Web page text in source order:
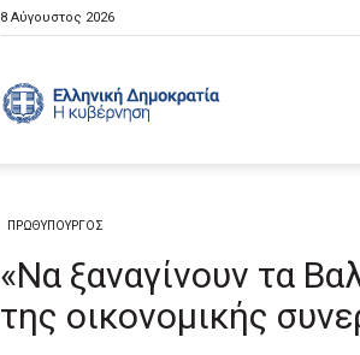
8 Αύγουστος 2026
ΠΡΩΘΥΠΟΥΡΓΟΣ
«Να ξαναγίνουν τα
της οικονομικής